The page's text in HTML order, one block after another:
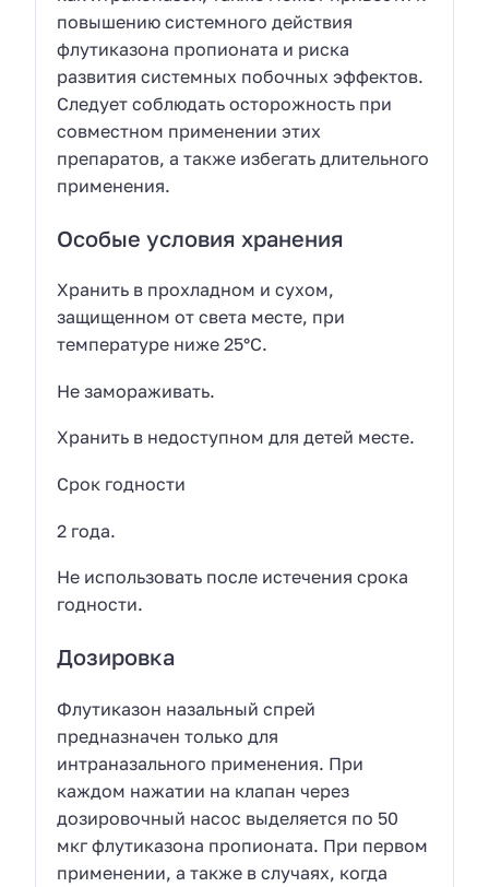
повышению системного действия
флутиказона пропионата и риска
развития системных побочных эффектов.
Следует соблюдать осторожность при
совместном применении этих
препаратов, а также избегать длительного
применения.
Особые условия хранения
Хранить в прохладном и сухом,
защищенном от света месте, при
температуре ниже 25°С.
Не замораживать.
Хранить в недоступном для детей месте.
Срок годности
2 года.
Не использовать после истечения срока
годности.
Дозировка
Флутиказон назальный спрей
предназначен только для
интраназального применения. При
каждом нажатии на клапан через
дозировочный насос выделяется по 50
мкг флутиказона пропионата. При первом
применении, а также в случаях, когда